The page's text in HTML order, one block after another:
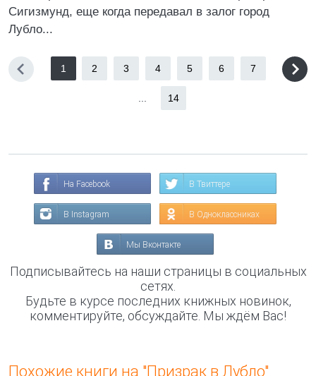
Сигизмунд, еще когда передавал в залог город
Лубло...
1 2 3 4 5 6 7
14
На Facebook В Твиттере
В Instagram В Одноклассниках
Мы Вконтакте
Подписывайтесь на наши страницы в социальных
сетях.
Будьте в курсе последних книжных новинок,
комментируйте, обсуждайте. Мы ждём Вас!
Похожие книги на "Призрак в Лубло"